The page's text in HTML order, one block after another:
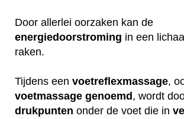
Door allerlei oorzaken kan de
energiedoorstroming in een
raken.
Tijdens een voetreflexmassage,
voetmassage genoemd , wordt
drukpunten onder de voet die in